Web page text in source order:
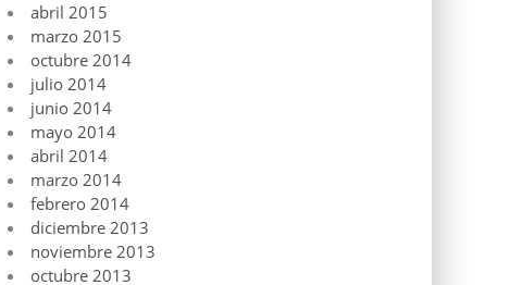
abril 2015
marzo 2015
octubre 2014
julio 2014
junio 2014
mayo 2014
abril 2014
marzo 2014
febrero 2014
diciembre 2013
noviembre 2013
octubre 2013